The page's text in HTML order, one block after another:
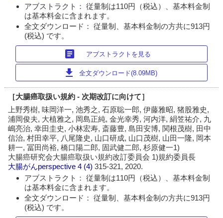
アブストラクト： 従量制は110円（税込）、基本料金制
は基本料金に含まれます。
全文ダウンロード： 従量制、基本料金制の方共に913円
(税込) です。
article アブストラクトを見る
download 全文ダウンロード(8.09MB)
［大腸癌取扱い規約 - 次期改訂に向けて］
上野秀樹, 味岡洋一, 池秀之, 石原聡一郎, 伊藤雅昭, 猪股雅史,
浦岡俊夫, 大植雅之, 岡島正純, 金光幸秀, 河内洋, 絹笠祐介, 九
嶋亮治, 幸田圭史, 小林宏寿, 斎藤豊, 島田安博, 関根茂樹, 田中
信治, 村田幸平, 八尾隆史, 山口研成, 山口茂樹, 山田一隆, 岡本
耕一, 冨田尚裕, 橋口陽二郎, 固武健二郎, 杉原健一1)
大腸癌研究会大腸癌取扱い規約改訂委員会 1)規約委員長
大腸がんperspective 4 (4)315-321, 2020.
アブストラクト： 従量制は110円（税込）、基本料金制
は基本料金に含まれます。
全文ダウンロード： 従量制、基本料金制の方共に913円
(税込) です。